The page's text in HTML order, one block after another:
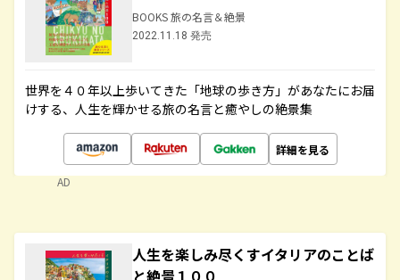
BOOKS 旅の名言＆絶景
2022.11.18 発売
世界を４０年以上歩いてきた「地球の歩き方」があなたにお届
けする、人生を輝かせる旅の名言と癒やしの絶景集
詳細を見る
AD
人生を楽しみ尽くすイタリアのことば
と絶景１００